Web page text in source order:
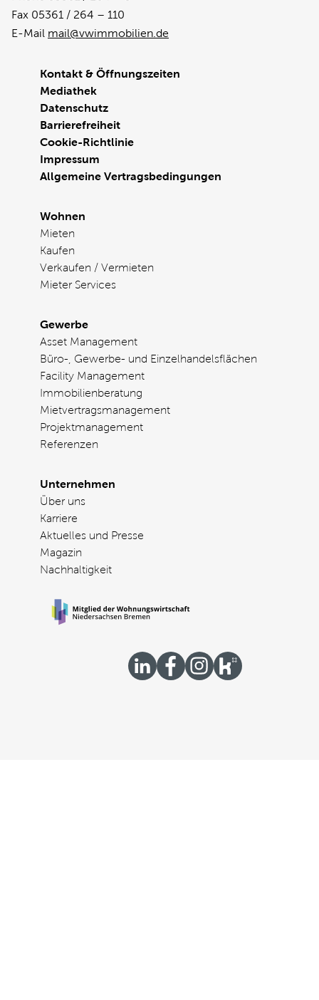
Fax 05361 / 264 – 110
E-Mail mail@vwimmobilien.de
Kontakt & Öffnungszeiten
Mediathek
Datenschutz
Barrierefreiheit
Cookie-Richtlinie
Impressum
Allgemeine Vertragsbedingungen
Wohnen
Mieten
Kaufen
Verkaufen / Vermieten
Mieter Services
Gewerbe
Asset Management
Büro-, Gewerbe- und Einzelhandelsflächen
Facility Management
Immobilienberatung
Mietvertragsmanagement
Projektmanagement
Referenzen
Unternehmen
Über uns
Karriere
Aktuelles und Presse
Magazin
Nachhaltigkeit